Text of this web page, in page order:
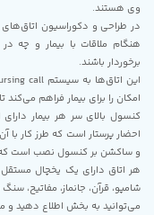
وی هستند.
در طراحی و دکوراسیون
هنگام ملاقات با بیمار و چه
برخوردار باشند.
امکان را برای بیمار فراهم می‌کند
کنسول بالای سر هر بیمار
احضار پرستار است که طرز کار
و ساکشن بر کنسول نصب است که
هر اتاق دارای یک یخچال
شامپو، قرآن، جانماز، مفاتیح،
می‌توانید به بخش اطلاع دهید و